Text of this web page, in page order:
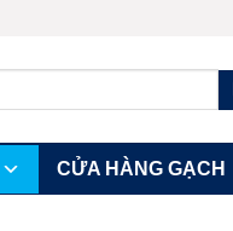
CỬA HÀNG GẠCH